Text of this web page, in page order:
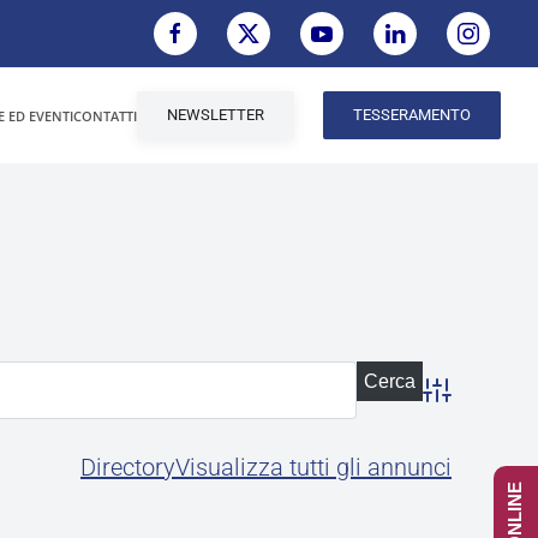
ED EVENTICONTATTI NEWSLETTER TESSERAMENTO
Advanced
DirectoryVisualizza tutti gli annunci